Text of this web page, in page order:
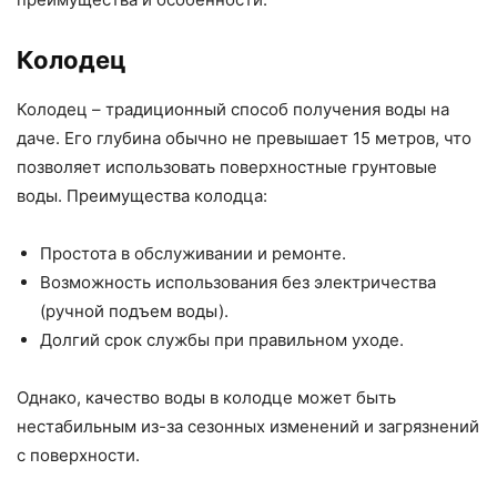
Колодец
Колодец – традиционный способ получения воды на
даче. Его глубина обычно не превышает 15 метров, что
позволяет использовать поверхностные грунтовые
воды. Преимущества колодца:
Простота в обслуживании и ремонте.
Возможность использования без электричества
(ручной подъем воды).
Долгий срок службы при правильном уходе.
Однако, качество воды в колодце может быть
нестабильным из-за сезонных изменений и загрязнений
с поверхности.